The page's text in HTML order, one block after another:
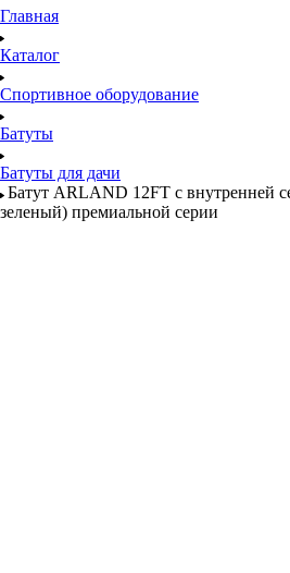
Главная
Каталог
Спортивное оборудование
Батуты
Батуты для дачи
Батут ARLAND 12FT с внутренней
зеленый) премиальной серии